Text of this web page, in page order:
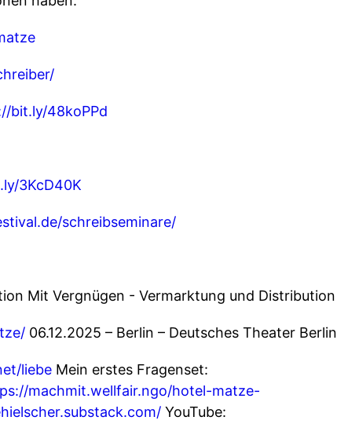
bit.ly/48koPPd
3KcD40K
schreibseminare/
Mit Vergnügen - Vermarktung und Distribution
06.12.2025 – Berlin – Deutsches Theater Berlin
liebe Mein erstes Fragenset:
machmit.wellfair.ngo/hotel-matze-
YouTube: